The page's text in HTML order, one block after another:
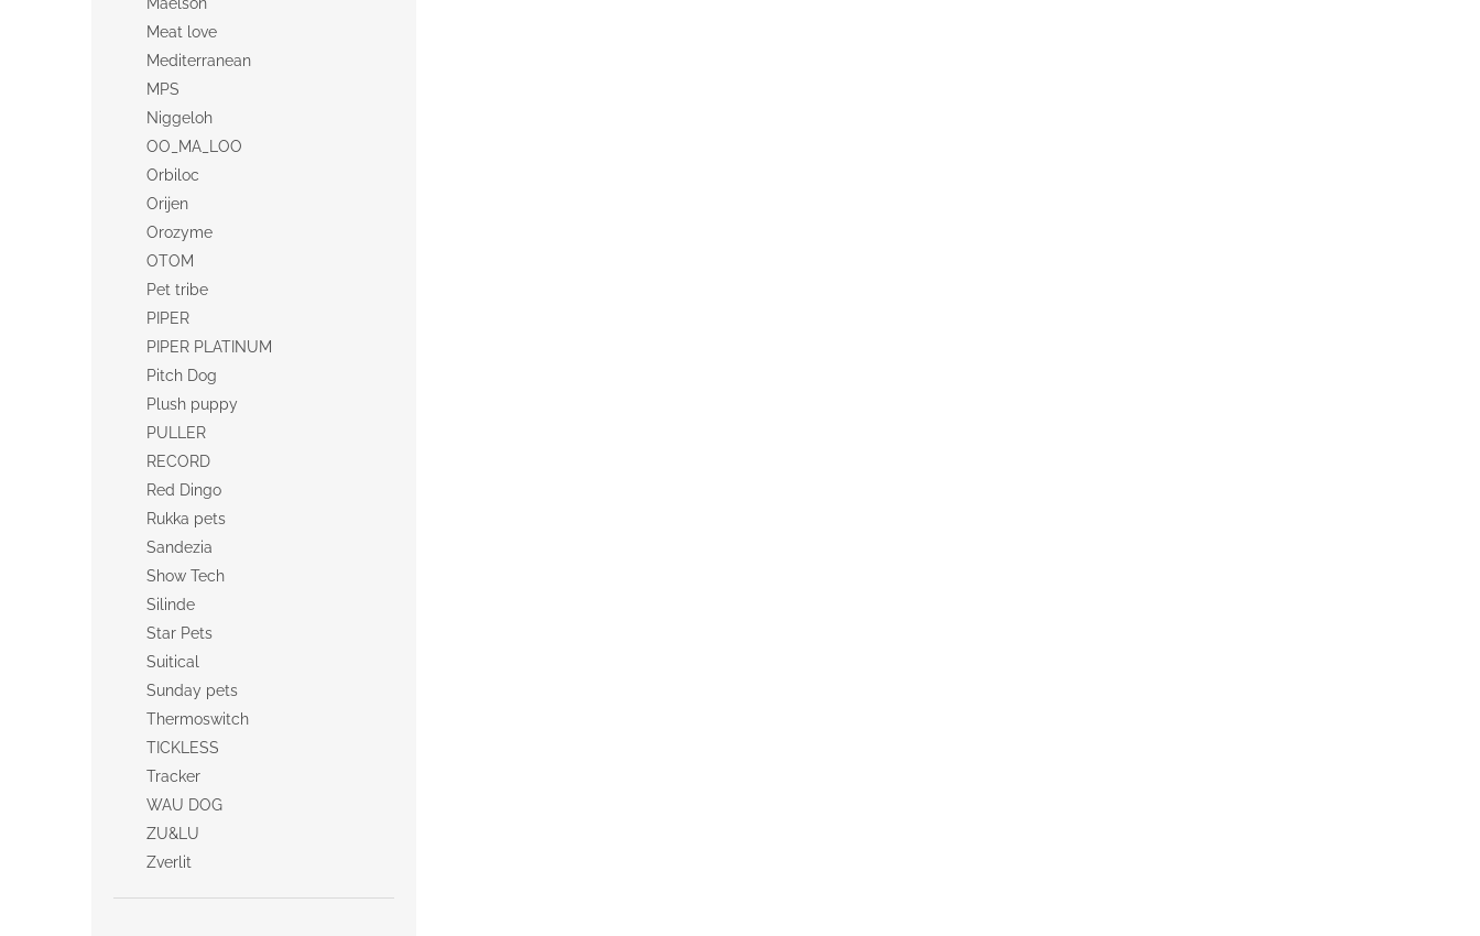
Meat love
Mediterranean
MPS
Niggeloh
OO_MA_LOO
Orbiloc
Orijen
Orozyme
OTOM
Pet tribe
PIPER
PIPER PLATINUM
Pitch Dog
Plush puppy
PULLER
RECORD
Red Dingo
Rukka pets
Sandezia
Show Tech
Silinde
Star Pets
Suitical
Sunday pets
Thermoswitch
TICKLESS
Tracker
WAU DOG
ZU&LU
Zverlit